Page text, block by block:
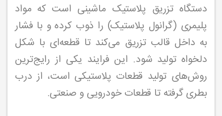
دستگاه تزریق پلاستیک ماشینی است که مواد
پلیمری (گرانول پلاستیک) را ذوب کرده و با فشار
به داخل قالب تزریق می‌کند تا قطعه‌ای با شکل
دلخواه تولید شود. این فرایند یکی از رایج‌ترین
روش‌های تولید قطعات پلاستیکی است، از درب
بطری گرفته تا قطعات خودرویی و صنعتی.